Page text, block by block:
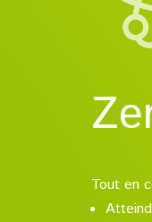
Tout en